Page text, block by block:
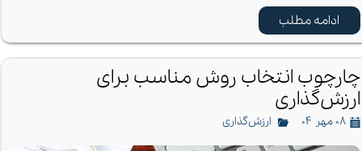
ادامه مطلب
چارچوب انتخاب روش مناسب برای
ارزش‌گذاری
۰۸ مهر ۰۴ ارزش‌گذاری